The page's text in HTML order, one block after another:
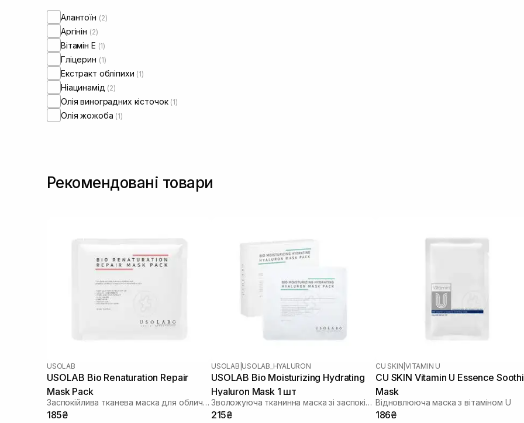
Алантоїн (2)
Аргінін (2)
Вітамін Е (1)
Гліцерин (1)
Екстракт обліпихи (1)
Ніацинамід (2)
Олія виноградних кісточок (1)
Олія жожоба (1)
Рекомендовані товари
USOLAB
USOLAB Bio Renaturation Repair
Mask Pack
Заспокійлива тканева маска для обличчя
185₴
USOLAB USOLAB_HYALURON
USOLAB Bio Moisturizing Hydrating
Hyaluron Mask 1 шт
Зволожуюча тканинна маска зі заспокійливою та антивіковою дією
215₴
CU SKIN |VITAMIN U
CU SKIN Vitamin U Essence
Mask
Відновлююча маска з вітаміном U
186₴